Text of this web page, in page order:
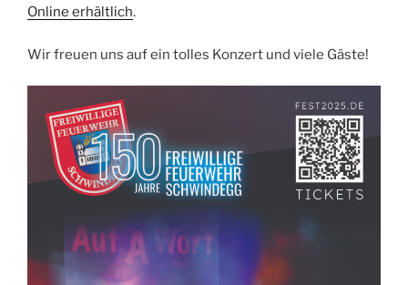
Online erhältlich.
Wir freuen uns auf ein tolles Konzert und viele Gäste!